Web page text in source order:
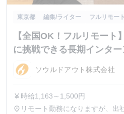
東京都 編集/ライター フルリモー
【全国OK！フルリモート
に挑戦できる長期インター
ソウルドアウト株式会社
currency_yen 時給1,163～1,500円
place リモート勤務になりますが、出